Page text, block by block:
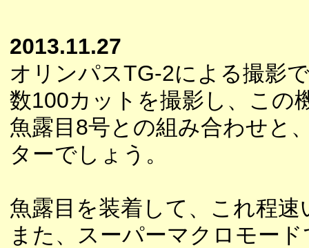
2013.11.27
オリンパスTG-2による撮影
数100カットを撮影し、この
魚露目8号との組み合わせと
ターでしょう。
魚露目を装着して、これ程
また、スーパーマクロモー